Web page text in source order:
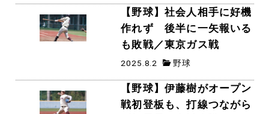
【野球】社会人相手に好機
作れず 後半に一矢報いる
も敗戦／東京ガス戦
2025.8.2 野球
【野球】伊藤樹がオープン
戦初登板も、打線つながら